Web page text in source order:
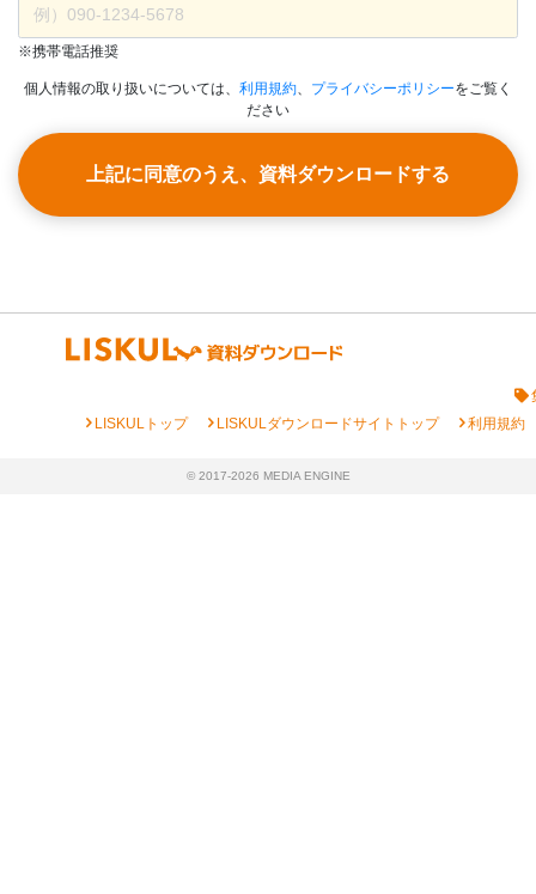
※携帯電話推奨
個人情報の取り扱いについては、 利用規約、 プライバシーポリシーをご覧く
ださい
上記に同意のうえ、資料ダウンロードする
chevron_rightLISKULトップ chevron_rightLISKULダウンロードサイトトップ chevron_right利用規約
© 2017-2026 MEDIA ENGINE